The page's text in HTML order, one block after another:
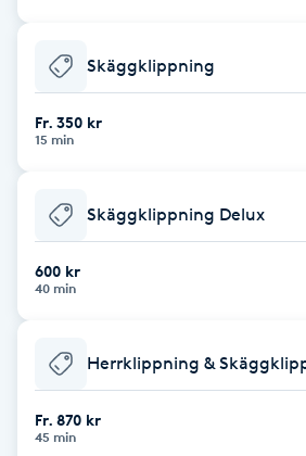
BIAB
Blowout
Brynfärgning
Brynplockning
Bröllopsuppsättning
Skäggklippning
Fr. 350 kr
15 min
Skäggklippning Delux
600 kr
40 min
Herrklippning &
Fr. 870 kr
45 min